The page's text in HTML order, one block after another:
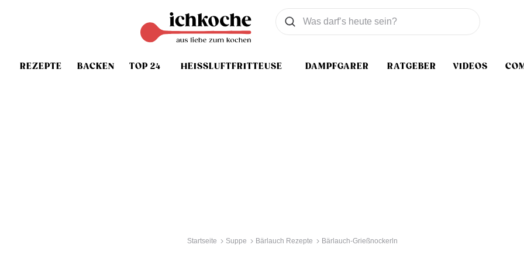
REZEPTE BACKEN TOP 24 HEISSLUFTFRITTEUSE DAMPFGARER RATGEBER VIDEOS
Was wollen Sie suchen
Suchen
Startseite Suppe Bärlauch Rezepte Bärlauch-Grießnockerln